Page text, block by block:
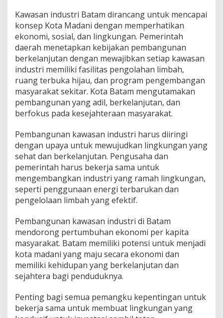
Kawasan industri Batam dirancang untuk mencapai
konsep Kota Madani dengan memperhatikan
ekonomi, sosial, dan lingkungan. Pemerintah
daerah menetapkan kebijakan pembangunan
berkelanjutan dengan mewajibkan setiap kawasan
industri memiliki fasilitas pengolahan limbah,
ruang terbuka hijau, dan program pengembangan
masyarakat sekitar. Kota Batam mengutamakan
pembangunan yang adil, berkelanjutan, dan
berfokus pada kesejahteraan masyarakat.
Pembangunan kawasan industri harus diiringi
dengan upaya untuk mewujudkan lingkungan yang
sehat dan berkelanjutan. Pengusaha dan
pemerintah harus bekerja sama untuk
mengembangkan industri yang ramah lingkungan,
seperti penggunaan energi terbarukan dan
pengelolaan limbah yang efektif.
Pembangunan kawasan industri di Batam
mendorong pertumbuhan ekonomi per kapita
masyarakat. Batam memiliki potensi untuk menjadi
kota madani yang maju secara ekonomi dan
memiliki kehidupan yang berkelanjutan dan
sejahtera bagi penduduknya.
Penting bagi semua pemangku kepentingan untuk
bekerja sama untuk membuat lingkungan yang